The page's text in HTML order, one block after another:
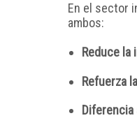
En el sector
ambos:
Reduce la
Refuerza